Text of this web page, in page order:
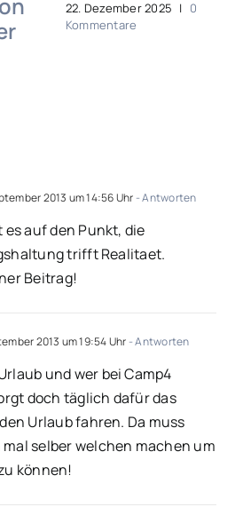
22. Dezember 2025 | 0
Kommentare
2013 um 14:56 Uhr- Antworten
es auf den Punkt, die
trifft Realitaet.
Beitrag!
2013 um 19:54 Uhr- Antworten
und wer bei Camp4
doch täglich dafür das
Urlaub fahren. Da muss
selber welchen machen um
können!